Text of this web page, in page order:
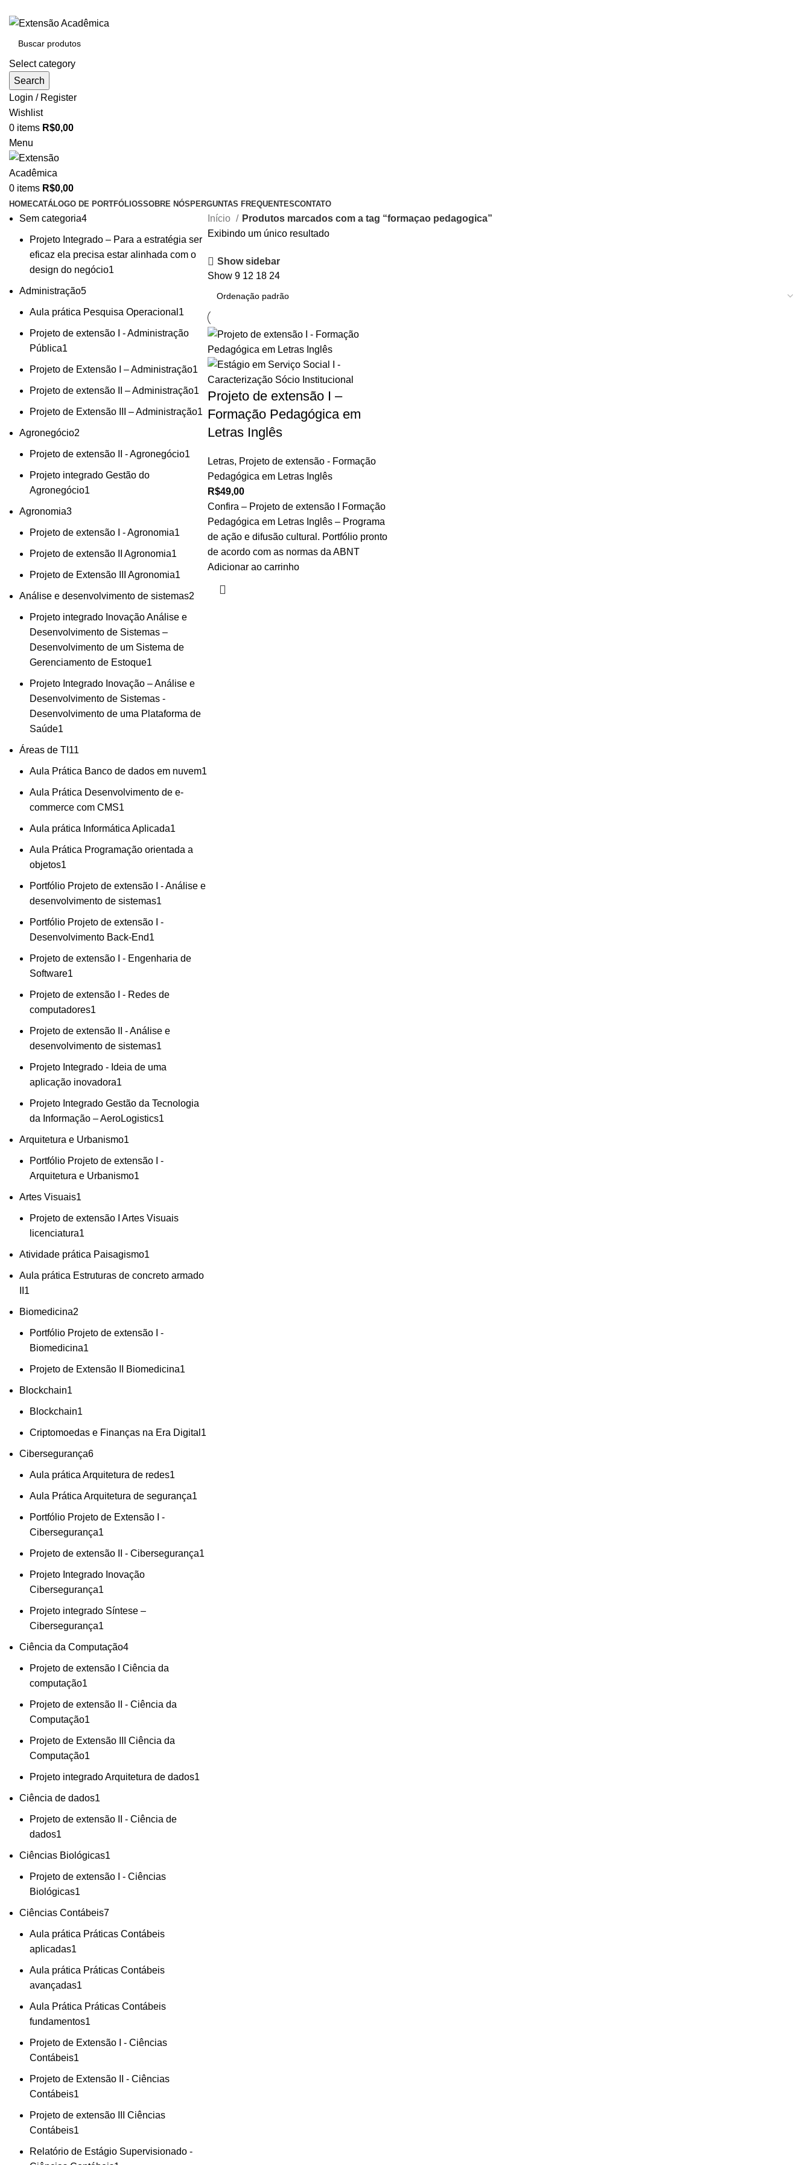
Select category
Search
Login / Register
Wishlist
0 items R$0,00
Menu
0 items R$0,00
HOMECATÁLOGO DE PORTFÓLIOSSOBRE NÓS PERGUNTAS FREQUENTESCONTATO
Sem categoria4
Projeto Integrado – Para a estratégia ser
eficaz ela precisa estar alinhada com o
design do negócio1
Administração5
Aula prática Pesquisa Operacional 1
Projeto de extensão I - Administração
Pública1
Projeto de Extensão I – Administração1
Projeto de extensão II – Administração1
Projeto de Extensão III – Administração1
Agronegócio2
Projeto de extensão II - Agronegócio1
Projeto integrado Gestão do
Agronegócio1
Agronomia3
Projeto de extensão I - Agronomia1
Projeto de extensão II Agronomia1
Projeto de Extensão III Agronomia1
Análise e desenvolvimento de sistemas2
Projeto integrado Inovação Análise e
Desenvolvimento de Sistemas –
Desenvolvimento de um Sistema de
Gerenciamento de Estoque1
Projeto Integrado Inovação – Análise e
Desenvolvimento de Sistemas -
Desenvolvimento de uma Plataforma de
Saúde1
Áreas de TI 11
Aula Prática Banco de dados em nuvem1
Aula Prática Desenvolvimento de e-
commerce com CMS1
Aula prática Informática Aplicada1
Aula Prática Programação orientada a
objetos1
Portfólio Projeto de extensão I - Análise e
desenvolvimento de sistemas1
Portfólio Projeto de extensão I -
Desenvolvimento Back-End1
Projeto de extensão I - Engenharia de
Software1
Projeto de extensão I - Redes de
computadores1
Projeto de extensão II - Análise e
desenvolvimento de sistemas1
Projeto Integrado - Ideia de uma
aplicação inovadora1
Projeto Integrado Gestão da Tecnologia
da Informação – AeroLogistics1
Arquitetura e Urbanismo1
Portfólio Projeto de extensão I -
Arquitetura e Urbanismo1
Artes Visuais1
Projeto de extensão I Artes Visuais
licenciatura1
Atividade prática Paisagismo1
Aula prática Estruturas de concreto armado
1
Biomedicina2
Portfólio Projeto de extensão I -
Biomedicina1
Projeto de Extensão II Biomedicina1
Blockchain1
Blockchain1
Criptomoedas e Finanças na Era Digital 1
Cibersegurança6
Aula prática Arquitetura de redes1
Aula Prática Arquitetura de segurança1
Portfólio Projeto de Extensão I -
Cibersegurança1
Projeto de extensão II - Cibersegurança1
Projeto Integrado Inovação
Cibersegurança1
Projeto integrado Síntese –
Cibersegurança1
Ciência da Computação4
Projeto de extensão I Ciência da
computação1
Projeto de extensão II - Ciência da
Computação1
Projeto de Extensão III Ciência da
Computação1
Projeto integrado Arquitetura de dados1
Ciência de dados1
Projeto de extensão II - Ciência de
dados1
Ciências Biológicas1
Projeto de extensão I - Ciências
Biológicas1
Ciências Contábeis7
Aula prática Práticas Contábeis
aplicadas1
Aula prática Práticas Contábeis
avançadas1
Aula Prática Práticas Contábeis
fundamentos1
Projeto de Extensão I - Ciências
Contábeis1
Projeto de Extensão II - Ciências
Contábeis1
Projeto de extensão III Ciências
Contábeis1
Relatório de Estágio Supervisionado -
Início
Produtos marcados com a tag “formaçao pedagogica”
Exibindo um único resultado
Show sidebar
Show 9 12 18 24
Projeto de extensão I –
Formação Pedagógica em
Letras Inglês
Letras, Projeto de extensão - Formação
Pedagógica em Letras Inglês
R$49,00
Confira – Projeto de extensão I Formação
Pedagógica em Letras Inglês – Programa
de ação e difusão cultural. Portfólio pronto
de acordo com as normas da ABNT
Adicionar ao carrinho